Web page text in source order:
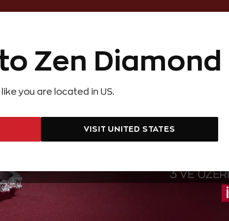
Zen Diamond
like you are located in US.
VISIT UNITED STATES
Hediye Önerileri Evlilik Teklifi Setler Özel